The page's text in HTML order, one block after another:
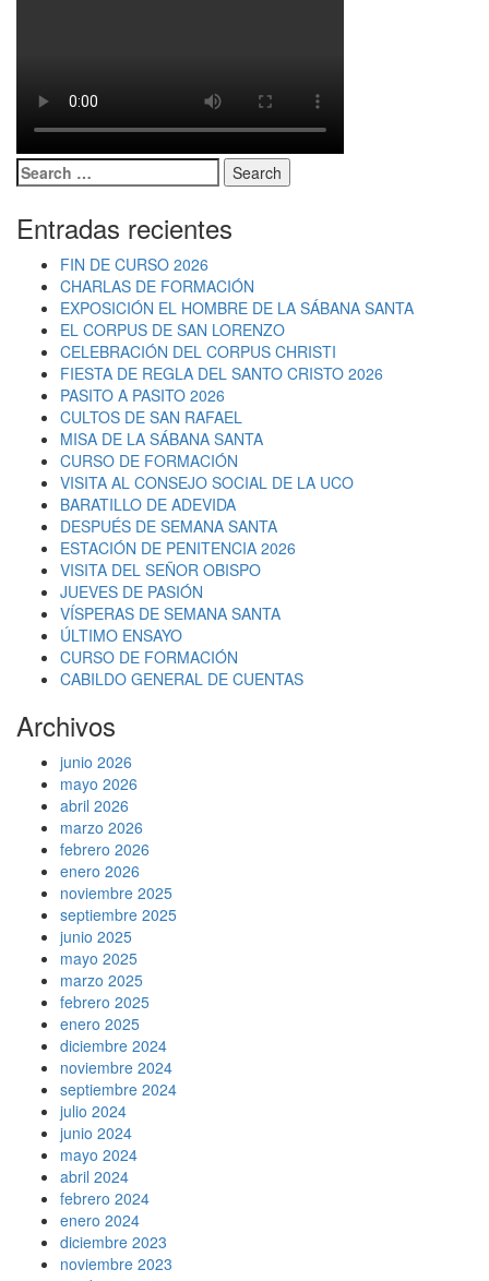
Search
for:
Search
Entradas recientes
FIN DE CURSO 2026
CHARLAS DE FORMACIÓN
EXPOSICIÓN EL HOMBRE DE LA SÁBANA SANTA
EL CORPUS DE SAN LORENZO
CELEBRACIÓN DEL CORPUS CHRISTI
FIESTA DE REGLA DEL SANTO CRISTO 2026
PASITO A PASITO 2026
CULTOS DE SAN RAFAEL
MISA DE LA SÁBANA SANTA
CURSO DE FORMACIÓN
VISITA AL CONSEJO SOCIAL DE LA UCO
BARATILLO DE ADEVIDA
DESPUÉS DE SEMANA SANTA
ESTACIÓN DE PENITENCIA 2026
VISITA DEL SEÑOR OBISPO
JUEVES DE PASIÓN
VÍSPERAS DE SEMANA SANTA
ÚLTIMO ENSAYO
CURSO DE FORMACIÓN
CABILDO GENERAL DE CUENTAS
Archivos
junio 2026
mayo 2026
abril 2026
marzo 2026
febrero 2026
enero 2026
noviembre 2025
septiembre 2025
junio 2025
mayo 2025
marzo 2025
febrero 2025
enero 2025
diciembre 2024
noviembre 2024
septiembre 2024
julio 2024
junio 2024
mayo 2024
abril 2024
febrero 2024
enero 2024
diciembre 2023
noviembre 2023